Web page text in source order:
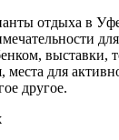
отдыха в
выставки,
для
другое.